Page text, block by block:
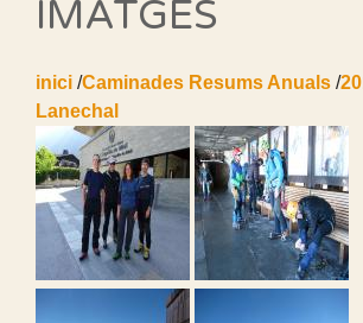
IMATGES
inici /Caminades Resums Anuals /
Lanechal